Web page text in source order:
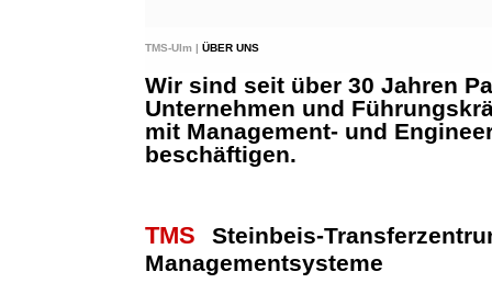
TMS-Ulm | ÜBER UNS
Wir sind seit über 30 Jahren
Unternehmen und
mit Management- und
beschäftigen.
TMS
Steinbeis-
Managementsysteme